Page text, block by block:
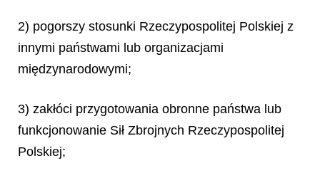
2) pogorszy stosunki Rzeczypospolitej Polskiej z
innymi państwami lub organizacjami
międzynarodowymi;
3) zakłóci przygotowania obronne państwa lub
funkcjonowanie Sił Zbrojnych Rzeczypospolitej
Polskiej;